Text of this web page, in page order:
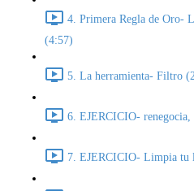
4. Primera Regla de Oro-
(4:57)
5. La herramienta- Filtro
6. EJERCICIO-
7. EJERCICIO- Limpia tu